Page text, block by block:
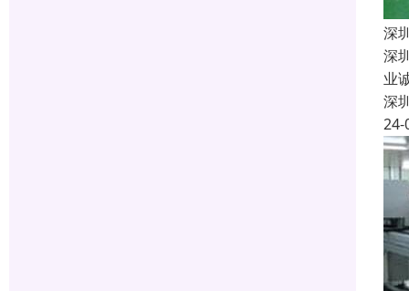
深
深
业
深
24-